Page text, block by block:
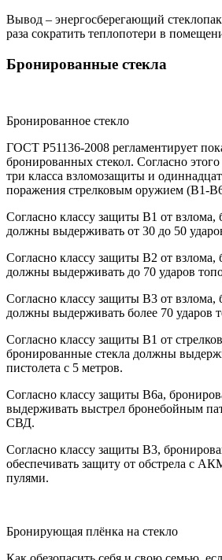
Вывод – энергосберегающий
раза сократить теплопотери в
Бронированные стекла
Бронированное стекло
ГОСТ Р51136-2008 регламентирует
бронированных стекол. Согласно
три класса взломозащиты и
поражения стрелковым оружием (В1-
Согласно классу защиты В1 от взлома,
должны выдерживать от 30 до 50
Согласно классу защиты В2 от взлома,
должны выдерживать до 70 ударов
Согласно классу защиты В3 от взлома,
должны выдерживать более 70 ударов
Согласно классу защиты В1 от
бронированные стекла должны
пистолета с 5 метров.
Согласно классу защиты В6а,
выдерживать выстрел бронебойным
СВД.
Согласно классу защиты В3,
обеспечивать защиту от обстрела с
пулями.
Бронирующая плёнка на стекло